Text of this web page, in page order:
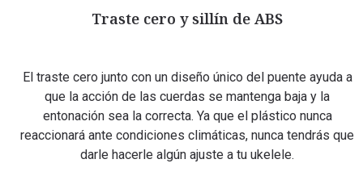
Traste cero y sillín de ABS
El traste cero junto con un diseño único del puente ayuda a
que la acción de las cuerdas se mantenga baja y la
entonación sea la correcta. Ya que el plástico nunca
reaccionará ante condiciones climáticas, nunca tendrás que
darle hacerle algún ajuste a tu ukelele.